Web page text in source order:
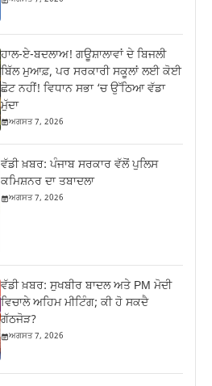
ਹਾਲ-ਏ-ਬਦਲਾਅ! ਗਊਸ਼ਾਲਾਵਾਂ ਦੇ ਬਿਜਲੀ
ਬਿੱਲ ਮੁਆਫ਼, ਪਰ ਸਰਕਾਰੀ ਸਕੂਲਾਂ ਲਈ ਕੋਈ
ਛੋਟ ਨਹੀਂ! ਵਿਧਾਨ ਸਭਾ ‘ਚ ਉੱਠਿਆ ਵੱਡਾ
ਮੁੱਦਾ
ਅਗਸਤ 7, 2026
ਵੱਡੀ ਖ਼ਬਰ: ਪੰਜਾਬ ਸਰਕਾਰ ਵੱਲੋਂ ਪੁਲਿਸ
ਕਮਿਸ਼ਨਰ ਦਾ ਤਬਾਦਲਾ
ਅਗਸਤ 7, 2026
ਵੱਡੀ ਖ਼ਬਰ: ਸੁਖਬੀਰ ਬਾਦਲ ਅਤੇ PM ਮੋਦੀ
ਵਿਚਾਲੇ ਅਹਿਮ ਮੀਟਿੰਗ; ਕੀ ਹੋ ਸਕਦੈ
ਗੱਠਜੋੜ?
ਅਗਸਤ 7, 2026